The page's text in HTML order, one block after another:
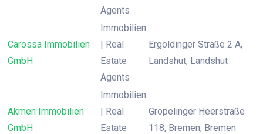
Agents
Carossa Immobilien
GmbH
Immobilien
| Real
Estate
Agents
Ergoldinger Straße 2 A,
Landshut, Landshut
Akmen Immobilien
GmbH
Immobilien
| Real
Estate
Gröpelinger Heerstraße
118, Bremen, Bremen